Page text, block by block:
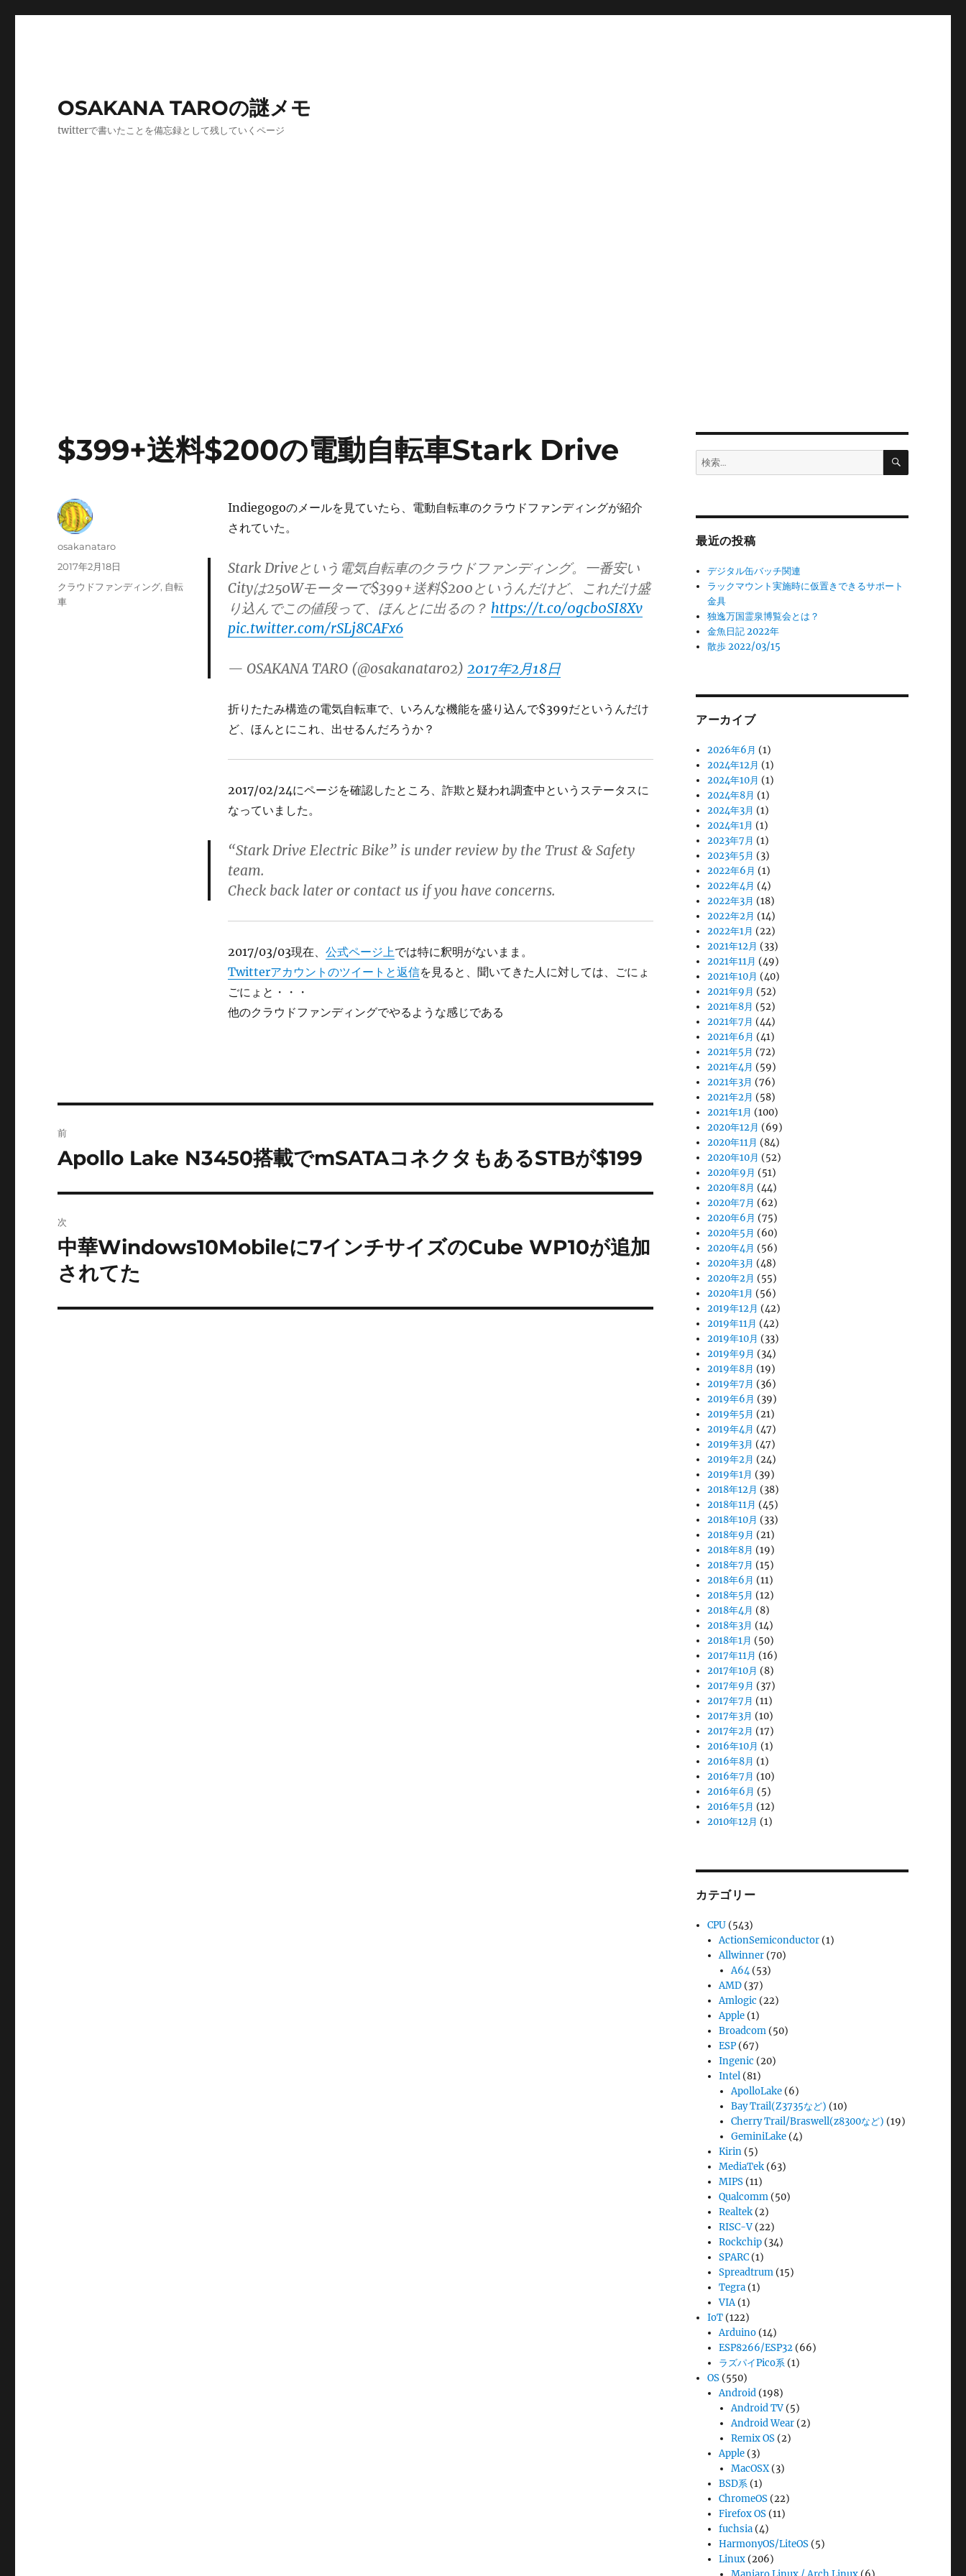
OSAKANA TAROの謎メモ
twitterで書いたことを備忘録として残していくページ
$399+送料$200の電動自転車Stark Drive
Indiegogoのメールを見ていたら、電動自転車のクラウドファンディングが紹介
されていた。
Stark Driveという電気自転車のクラウドファンディング。一番安い
Cityは250Wモーターで$399+送料$200というんだけど、これだけ盛
り込んでこの値段って、ほんとに出るの？ https://t.co/0gcb0SI8Xv
pic.twitter.com/rSLj8CAFx6
— OSAKANA TARO (@osakanataro2) 2017年2月18日
折りたたみ構造の電気自転車で、いろんな機能を盛り込んで$399だというんだけ
ど、ほんとにこれ、出せるんだろうか？
2017/02/24にページを確認したところ、詐欺と疑われ調査中というステータスに
なっていました。
“Stark Drive Electric Bike” is under review by the Trust & Safety
team.
Check back later or contact us if you have concerns.
2017/03/03現在、 公式ページ上では特に釈明がないまま。
Twitterアカウントのツイートと返信を見ると、聞いてきた人に対しては、ごにょ
ごにょと・・・
他のクラウドファンディングでやるような感じである
投
osakanataro
投
稿
日:
2017年2月18日
カ
テ
クラウドファンディング, 自転
車
稿
ゲ
ー
前
前
投
稿:
Apollo Lake N3450搭載でmSATAコネクタもあるSTBが$199
次
次
の
投
稿:
中華Windows10Mobileに7インチサイズのCube WP10が追加
されてた
検
索:
検
最近の投稿
デジタル缶バッチ関連
ラックマウント実施時に仮置きできるサポート
金具
独逸万国霊泉博覧会とは？
金魚日記 2022年
散歩 2022/03/15
アーカイブ
2026年6月 (1)
2024年12月 (1)
2024年10月 (1)
2024年8月 (1)
2024年3月 (1)
2024年1月 (1)
2023年7月 (1)
2023年5月 (3)
2022年6月 (1)
2022年4月 (4)
2022年3月 (18)
2022年2月 (14)
2022年1月 (22)
2021年12月 (33)
2021年11月 (49)
2021年10月 (40)
2021年9月 (52)
2021年8月 (52)
2021年7月 (44)
2021年6月 (41)
2021年5月 (72)
2021年4月 (59)
2021年3月 (76)
2021年2月 (58)
2021年1月 (100)
2020年12月 (69)
2020年11月 (84)
2020年10月 (52)
2020年9月 (51)
2020年8月 (44)
2020年7月 (62)
2020年6月 (75)
2020年5月 (60)
2020年4月 (56)
2020年3月 (48)
2020年2月 (55)
2020年1月 (56)
2019年12月 (42)
2019年11月 (42)
2019年10月 (33)
2019年9月 (34)
2019年8月 (19)
2019年7月 (36)
2019年6月 (39)
2019年5月 (21)
2019年4月 (47)
2019年3月 (47)
2019年2月 (24)
2019年1月 (39)
2018年12月 (38)
2018年11月 (45)
2018年10月 (33)
2018年9月 (21)
2018年8月 (19)
2018年7月 (15)
2018年6月 (11)
2018年5月 (12)
2018年4月 (8)
2018年3月 (14)
2018年1月 (50)
2017年11月 (16)
2017年10月 (8)
2017年9月 (37)
2017年7月 (11)
2017年3月 (10)
2017年2月 (17)
2016年10月 (1)
2016年8月 (1)
2016年7月 (10)
2016年6月 (5)
2016年5月 (12)
2010年12月 (1)
カテゴリー
CPU (543)
ActionSemiconductor (1)
Allwinner (70)
A64(53)
AMD (37)
Amlogic (22)
Apple (1)
Broadcom (50)
ESP (67)
Ingenic (20)
Intel (81)
ApolloLake(6)
Bay Trail(Z3735など) (10)
Cherry Trail/Braswell(z8300など) (19)
GeminiLake(4)
Kirin (5)
MediaTek (63)
MIPS (11)
Qualcomm (50)
Realtek (2)
RISC-V (22)
Rockchip (34)
SPARC (1)
Spreadtrum (15)
Tegra (1)
VIA(1)
IoT (122)
Arduino (14)
ESP8266/ESP32 (66)
ラズパイPico系 (1)
OS (550)
Android (198)
Android TV(5)
Android Wear(2)
Remix OS(2)
Apple (3)
MacOSX(3)
BSD系 (1)
ChromeOS (22)
Firefox OS (11)
fuchsia (4)
HarmonyOS/LiteOS (5)
Linux (206)